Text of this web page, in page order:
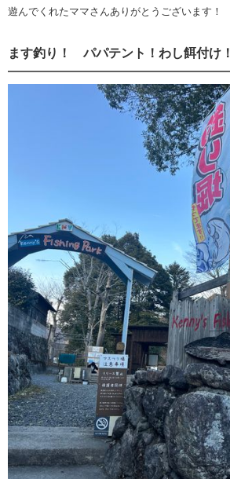
遊んでくれたママさんありがとうございます！
ます釣り！ パパテント！わし餌付け！